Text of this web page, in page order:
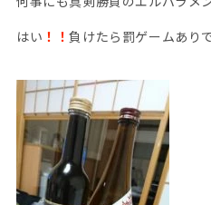
はい ！！負けたら罰ゲームあり